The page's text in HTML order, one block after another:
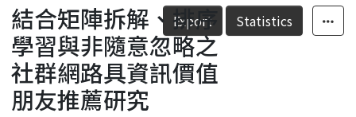
Fundings & Projects
Researchers
Organizations
Export Statistics
結合矩陣拆解、排序
學習與非隨意忽略之
社群網路具資訊價值
朋友推薦研究